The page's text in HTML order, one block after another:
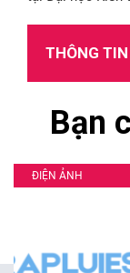
THÔNG
Bạn
ĐIỆN ẢNH